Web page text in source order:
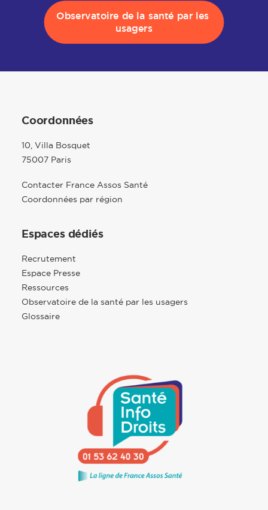
Observatoire de la santé par les
usagers
Coordonnées
10, Villa Bosquet
75007 Paris
Contacter France Assos Santé
Coordonnées par région
Espaces dédiés
Recrutement
Espace Presse
Ressources
Observatoire de la santé par les usagers
Glossaire